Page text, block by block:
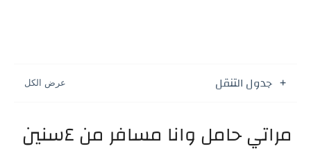
جدول التنقل
مراتي حامل وانا مسافر من ٤سنين